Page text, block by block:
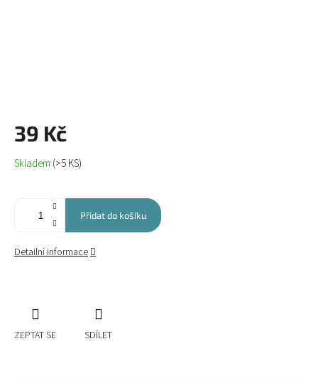
39 Kč
Měrná
cena:
Skladem (>5 KS)
Přidat do košíku
Detailní informace
ZEPTAT SE SDÍLET